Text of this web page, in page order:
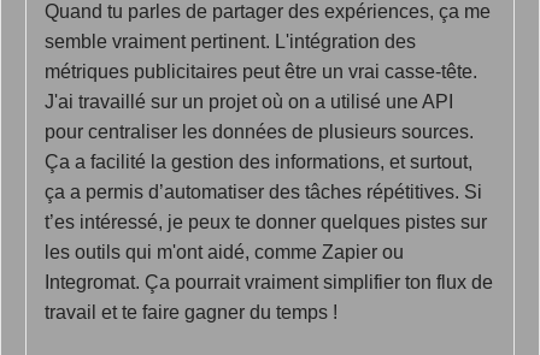
Quand tu parles de partager des expériences, ça me
semble vraiment pertinent. L'intégration des
métriques publicitaires peut être un vrai casse-tête.
J'ai travaillé sur un projet où on a utilisé une API
pour centraliser les données de plusieurs sources.
Ça a facilité la gestion des informations, et surtout,
ça a permis d’automatiser des tâches répétitives. Si
t’es intéressé, je peux te donner quelques pistes sur
les outils qui m'ont aidé, comme Zapier ou
Integromat. Ça pourrait vraiment simplifier ton flux de
travail et te faire gagner du temps !